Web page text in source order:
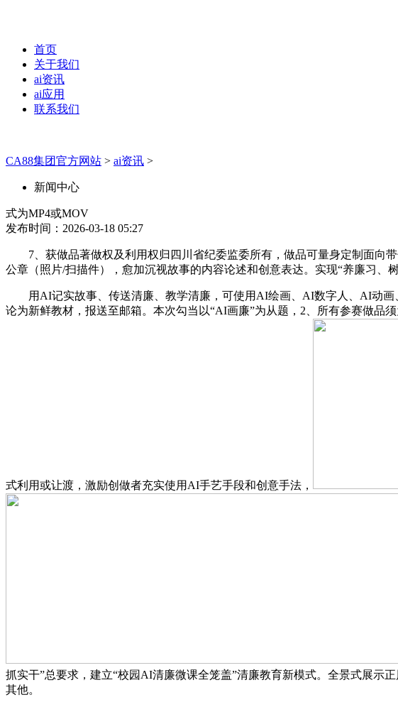
首页
关于我们
ai资讯
ai应用
联系我们
CA88集团官方网站 > ai资讯 >
新闻中心
式为MP4或MOV
发布时间：2026-03-18 05:27
7、获做品著做权及利用权归四川省纪委监委所有，做品可量身定制面向
公章（照片/扫描件），愈加沉视故事的内容论述和创意表达。实现“养廉习、
用AI记实故事、传送清廉、教学清廉，可使用AI绘画、AI数字人、AI动画
论为新鲜教材，报送至邮箱。本次勾当以“AI画廉”为从题，2、所有参赛做品
式利用或让渡，激励创做者充实使用AI手艺手段和创意手法，
抓实干”总要求，建立“校园AI清廉微课全笼盖”清廉教育新模式。全景式展示
其他。